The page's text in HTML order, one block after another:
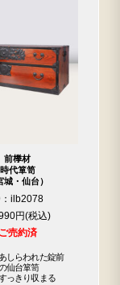
前﨔材
時代箪笥
城・仙台）
ilb2078
円
ご売約済
しらわれた錠前
台箪笥
っきり収まる